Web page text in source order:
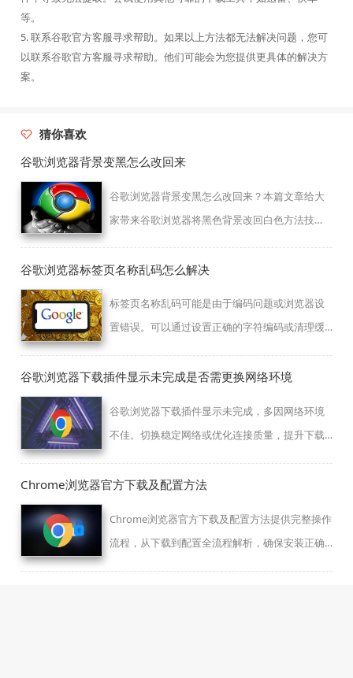
等。
5. 联系谷歌官方客服寻求帮助。如果以上方法都无法解决问题，您可
以联系谷歌官方客服寻求帮助。他们可能会为您提供更具体的解决方
案。
猜你喜欢
谷歌浏览器背景变黑怎么改回来
谷歌浏览器背景变黑怎么改回来？本篇文章给大
家带来谷歌浏览器将黑色背景改回白色方法技
谷歌浏览器标签页名称乱码怎么解决
标签页名称乱码可能是由于编码问题或浏览器设
置错误。可以通过设置正确的字符编码或清理缓
谷歌浏览器下载插件显示未完成是否需更换网络环境
谷歌浏览器下载插件显示未完成，多因网络环境
不佳。切换稳定网络或优化连接质量，提升下载
Chrome浏览器官方下载及配置方法
Chrome浏览器官方下载及配置方法提供完整操作
流程，从下载到配置全流程解析，确保安装正确